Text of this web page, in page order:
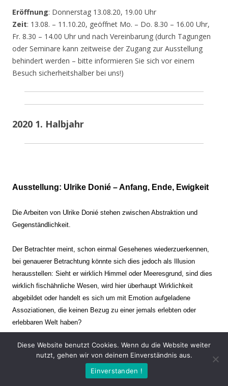
Eröffnung: Donnerstag 13.08.20, 19.00 Uhr
Zeit: 13.08. – 11.10.20, geöffnet Mo. – Do. 8.30 – 16.00 Uhr,
Fr. 8.30 – 14.00 Uhr und nach Vereinbarung (durch Tagungen
oder Seminare kann zeitweise der Zugang zur Ausstellung
behindert werden – bitte informieren Sie sich vor einem
Besuch sicherheitshalber bei uns!)
2020 1. Halbjahr
Ausstellung: Ulrike Donié – Anfang, Ende, Ewigkeit
Die Arbeiten von Ulrike Donié stehen zwischen Abstraktion und
Gegenständlichkeit.
Der Betrachter meint, schon einmal Gesehenes wiederzuerkennen,
bei genauerer Betrachtung könnte sich dies jedoch als Illusion
herausstellen: Sieht er wirklich Himmel oder Meeresgrund, sind dies
wirklich fischähnliche Wesen, wird hier überhaupt Wirklichkeit
abgebildet oder handelt es sich um mit Emotion aufgeladene
Assoziationen, die keinen Bezug zu einer jemals erlebten oder
erlebbaren Welt haben?
Verharren und Dynamik stehen sich dabei gegenüber. Zeit steht still
oder verrinnt im Nu. Es soll dabei eine Spannung, auch farblich, bis
zur Schmerzgrenze erzeugt werden. Die Arbeiten stellen ambivalente
Diese Website benutzt Cookies. Wenn du die Website weiter
nutzt, gehen wir von deinem Einverständnis aus.
Einverstanden !